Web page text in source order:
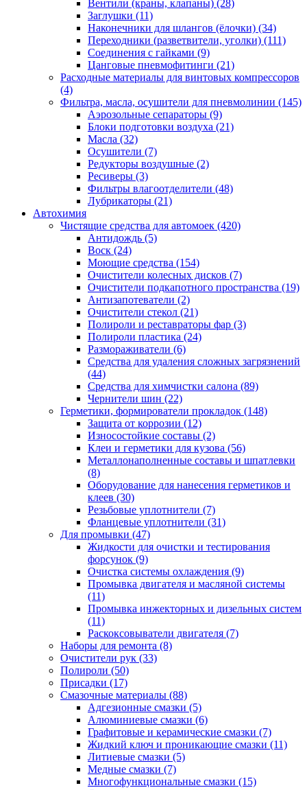
Вентили (краны, клапаны) (28)
Заглушки (11)
Наконечники для шлангов (ёлочки) (34)
Переходники (разветвители, уголки) (111)
Соединения с гайками (9)
Цанговые пневмофитинги (21)
Расходные материалы для винтовых компрессоров
(4)
Фильтра, масла, осушители для пневмолинии (145)
Аэрозольные сепараторы (9)
Блоки подготовки воздуха (21)
Масла (32)
Осушители (7)
Редукторы воздушные (2)
Ресиверы (3)
Фильтры влагоотделители (48)
Лубрикаторы (21)
Автохимия
Чистящие средства для автомоек (420)
Антидождь (5)
Воск (24)
Моющие средства (154)
Очистители колесных дисков (7)
Очистители подкапотного пространства (19)
Антизапотеватели (2)
Очистители стекол (21)
Полироли и реставраторы фар (3)
Полироли пластика (24)
Размораживатели (6)
Средства для удаления сложных загрязнений
(44)
Средства для химчистки салона (89)
Чернители шин (22)
Герметики, формирователи прокладок (148)
Защита от коррозии (12)
Износостойкие составы (2)
Клеи и герметики для кузова (56)
Металлонаполненные составы и шпатлевки
(8)
Оборудование для нанесения герметиков и
клеев (30)
Резьбовые уплотнители (7)
Фланцевые уплотнители (31)
Для промывки (47)
Жидкости для очистки и тестирования
форсунок (9)
Очистка системы охлаждения (9)
Промывка двигателя и масляной системы
(11)
Промывка инжекторных и дизельных систем
(11)
Раскоксовыватели двигателя (7)
Наборы для ремонта (8)
Очистители рук (33)
Полироли (50)
Присадки (17)
Смазочные материалы (88)
Адгезионные смазки (5)
Алюминиевые смазки (6)
Графитовые и керамические смазки (7)
Жидкий ключ и проникающие смазки (11)
Литиевые смазки (5)
Медные смазки (7)
Многофункциональные смазки (15)